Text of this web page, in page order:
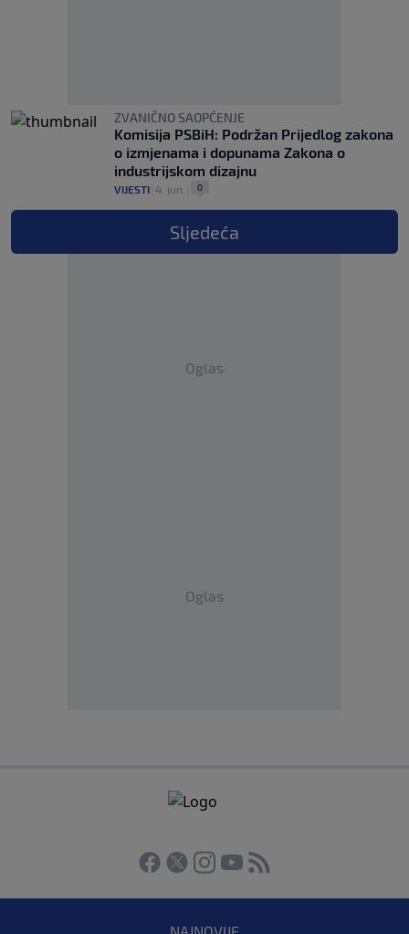
ZVANIČNO SAOPĆENJE
Komisija PSBiH: Podržan Prijedlog zakona
o izmjenama i dopunama Zakona o
industrijskom dizajnu
VIJESTI 4. jun. 0
Sljedeća
Oglas
Oglas